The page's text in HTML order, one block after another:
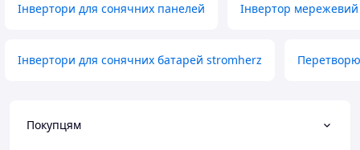
Інвертори для сонячних панелей Інвертор
Інвертори для сонячних батарей stromherz
Покупцям